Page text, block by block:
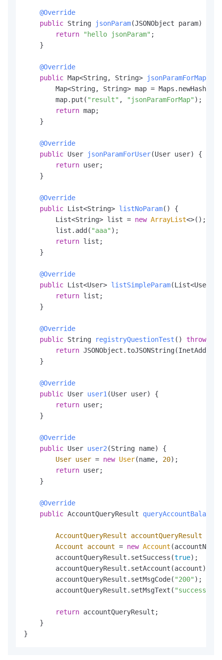
@Override
public String jsonParam(JSONObject param)
return
"hello jsonParam" ;
    }
@Override
public Map<String, String> jsonParamForMap
Map<String, String> map =
        map.put(
"result" , "jsonParamForMap" );
return map;
    }
@Override
public User jsonParamForUser(User user)
{
return user;
    }
@Override
public List<String> listNoParam()
{
        List<String> list =
new ArrayList<>();
        list.add(
"aaa" );
return list;
    }
@Override
public List<User> listSimpleParam
return list;
    }
@Override
public String registryQuestionTest () throws
return
    }
@Override
public User user1 (User user)
{
return user;
    }
@Override
public User user2 (String name)
{
User user = new User(name, 20);
return user;
    }
@Override
public AccountQueryResult queryAccountBalance
AccountQueryResult accountQueryResult
Account
account = new Account (accountNo,
        accountQueryResult.setSuccess(
true);
        accountQueryResult.setAccount(account);
        accountQueryResult.setMsgCode(
"200" );
        accountQueryResult.setMsgText(
"success"
return accountQueryResult;
    }